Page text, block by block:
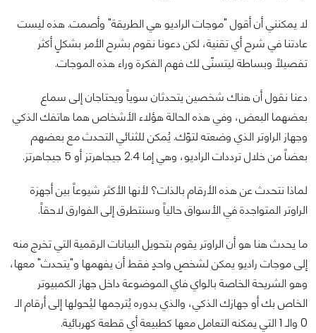
لا يمكنني أن أقول "موجات الراديو هي الطريقة" وأصمت. هذه ليست
عادتنا في شرح أي تقنية، لكن دعونا نقوم بشرح الأمر بشكلٍ أكثر
تفصيلاً وبساطة ليتسنّى لك فهم الفكرة وراء هذه الموجات.
دعنا نقول أن هناك شخصين يتحدثان سوياً ويحتاجان إلى سماع
بعضهما البعض، وفي هذه الحالة هؤلاء الأشخاص هما هاتفك الذكي
وجهاز الراوتر الذي وضعته لتوّك. يُمكن للثنائي التحدث مع بعضهم
بعضاً من خلال ترددات الراديو، وهي إما 2.4 جيجاهرتز أو 5 جيجاهرتز.
لماذا نتحدث عن هذه الأرقام بالذات؟ لأنها الأكثر شيوعاً بين أجهزة
الراوتر المتواجدة في الأسواق حالياً وسنتطرق إلى الفوارق لاحقاً.
ما يحدث هنا هو أن الراوتر يقوم بتحويل البيانات الرقمية التي تخرج منه
إلى موجات راديو يمكن لشخصٍ واحدٍ فقط أن يفهمها و"يتحدث" معها،
وهو الشريحة الخاصة بالواي فاي الموضوعة داخل جهاز الكمبيوتر
الخاص بك أو جهازك الذكي، والذي بدوره يُترجمها ليُحولها إلى أرقام الـ
0 والـ 1 التي يمكنه التعامل معها كطبيعة أي قطعة كهربائية.